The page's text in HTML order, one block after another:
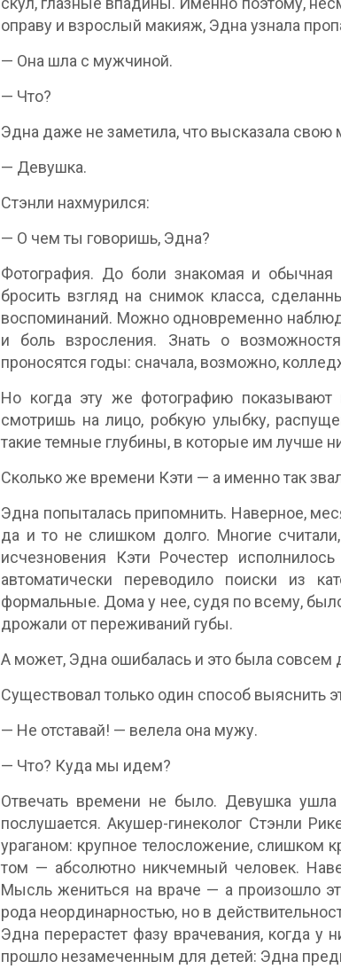
оправу и взрослый макияж, Эдна узнала
— Она шла с мужчиной.
— Что?
Эдна даже не заметила, что высказала свою
— Девушка.
Стэнли нахмурился:
— О чем ты говоришь, Эдна?
Фотография. До боли знакомая и обычная
бросить взгляд на снимок класса,
воспоминаний. Можно одновременно
и боль взросления. Знать о
проносятся годы: сначала, возможно,
Но когда эту же фотографию показывают
смотришь на лицо, робкую улыбку,
такие темные глубины, в которые им лучше
Сколько же времени Кэти — а именно так
Эдна попыталась припомнить. Наверное,
да и то не слишком долго. Многие
исчезновения Кэти Рочестер
автоматически переводило поиски из
формальные. Дома у нее, судя по всему,
дрожали от переживаний губы.
А может, Эдна ошибалась и это была совсем
Существовал только один способ выяснить
— Не отставай! — велела она мужу.
— Что? Куда мы идем?
Отвечать времени не было. Девушка
послушается. Акушер-гинеколог Стэнли
ураганом: крупное телосложение, слишком
том — абсолютно никчемный человек.
Мысль жениться на враче — а произошло
рода неординарностью, но в
Эдна перерастет фазу врачевания, когда у
прошло незамеченным для детей: Эдна